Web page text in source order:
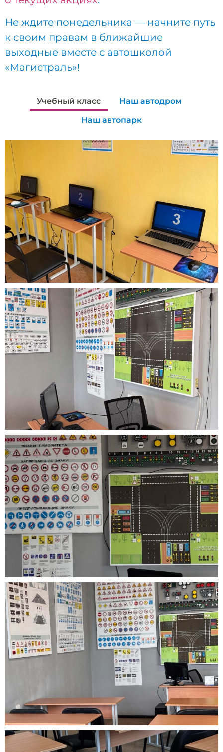
Не ждите понедельника — начните путь
к своим правам в ближайшие
выходные вместе с автошколой
«Магистраль»!
Учебный класс
Наш автодром
Наш автопарк